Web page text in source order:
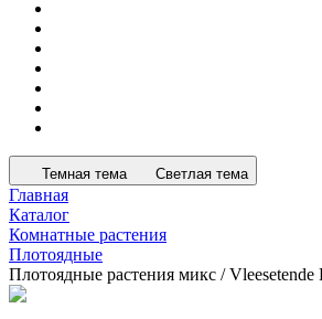
Темная тема Светлая тема
Главная
Каталог
Комнатные растения
Плотоядные
Плотоядные растения микс / Vleesetende